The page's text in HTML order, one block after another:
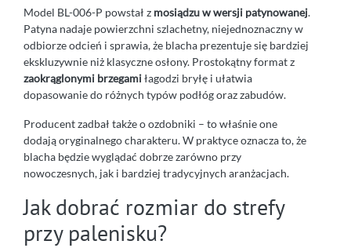
Model BL-006-P powstał z mosiądzu w wersji patynowanej.
Patyna nadaje powierzchni szlachetny, niejednoznaczny w
odbiorze odcień i sprawia, że blacha prezentuje się bardziej
ekskluzywnie niż klasyczne osłony. Prostokątny format z
zaokrąglonymi brzegamiłagodzi bryłę i ułatwia
dopasowanie do różnych typów podłóg oraz zabudów.
Producent zadbał także o ozdobniki – to właśnie one
dodają oryginalnego charakteru. W praktyce oznacza to, że
blacha będzie wyglądać dobrze zarówno przy
nowoczesnych, jak i bardziej tradycyjnych aranżacjach.
Jak dobrać rozmiar do strefy
przy palenisku?